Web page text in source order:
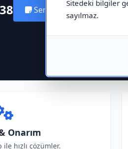
Sitedeki bilgiler
sayılmaz.
Servis Kaydı Oluştur
Onarım
hızlı çözümler.